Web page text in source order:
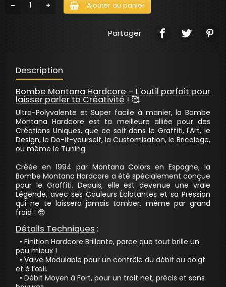
Ajouter au panier
Partager
Description
Bombe Montana Hardcore – L'outil parfait pour
laisser parler ta Créativité ! 🥰
Ultra-Polyvalente et Super facile à manier, la Bombe
Montana Hardcore est ta meilleure alliée pour des
Créations Uniques, que ce soit dans le Graffiti, l'Art, le
Design, le Do-it-yourself, la Customisation, le Bricolage,
ou même le Tuning.
Créée en 1994 par Montana Colors en Espagne, la
Bombe Montana Hardcore a été spécialement conçue
pour le Graffiti. Depuis, elle est devenue une vraie
Légende, avec ses Couleurs Éclatantes et sa Pression
qui ne te laissera jamais tomber, même par grand
froid ! 😎
Détails Techniques :
• Finition Hardcore Brillante, parce que tout brille un
peu mieux !
• Valve Modulable pour un contrôle du débit au doigt
et à l’œil.
• Débit Moyen à Fort, pour un trait net, précis et sans